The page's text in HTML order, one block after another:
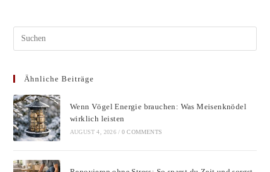
Ähnliche Beiträge
Wenn Vögel Energie brauchen: Was Meisenknödel
wirklich leisten
AUGUST 4, 2026 / 0 COMMENTS